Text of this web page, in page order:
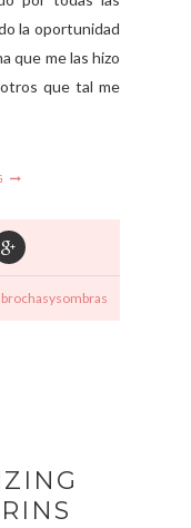
la oportunidad
que me las hizo
que tal me